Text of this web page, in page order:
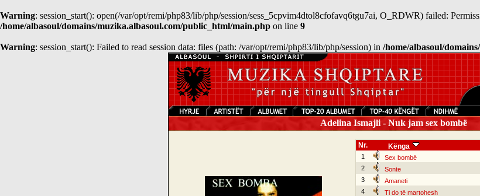
Warning: session_start(): open(/var/opt/remi/php83/lib/php/session/sess_5cpvim4dtol8cfofavq6tgu7ai, O_RDWR) failed:
/home/albasoul/domains/muzika.albasoul.com/public_html/main.php on line 9
Warning: session_start(): Failed to read session data: files (path: /var/opt/remi/php83/lib/php/session) in /home/albasoul/
Adelina Ismajli - Nuk jam sex bombë
Nr. Kënga
1 Sex bombë
2
Sonte
3
Amaneti
4
Ti do të martohesh